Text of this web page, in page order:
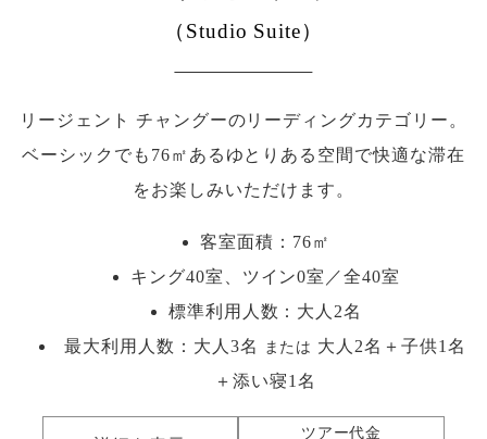
（Studio Suite）
リージェント チャングーのリーディングカテゴリー。
ベーシックでも76㎡あるゆとりある空間で快適な滞在
をお楽しみいただけます。
客室面積：76㎡
キング40室、ツイン0室／全40室
標準利用人数： 大人2名
最大利用人数： 大人3名 または 大人2名＋子供1名
＋添い寝1名
ツアー代金